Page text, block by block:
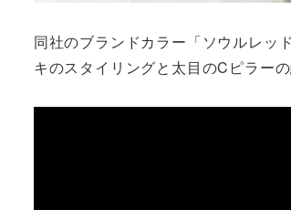
同社のブランドカラー「ソウルレッ
キのスタイリングと太目のCピラー